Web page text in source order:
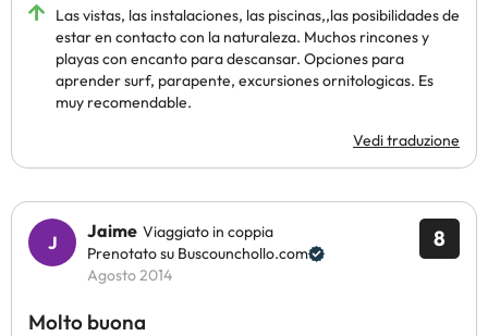
Las vistas, las instalaciones, las piscinas,,las posibilidades de
estar en contacto con la naturaleza. Muchos rincones y
playas con encanto para descansar. Opciones para
aprender surf, parapente, excursiones ornitologicas. Es
muy recomendable.
Vedi traduzione
8
Jaime Viaggiato in coppia
Prenotato su Buscounchollo.com
Agosto 2014
Molto buona